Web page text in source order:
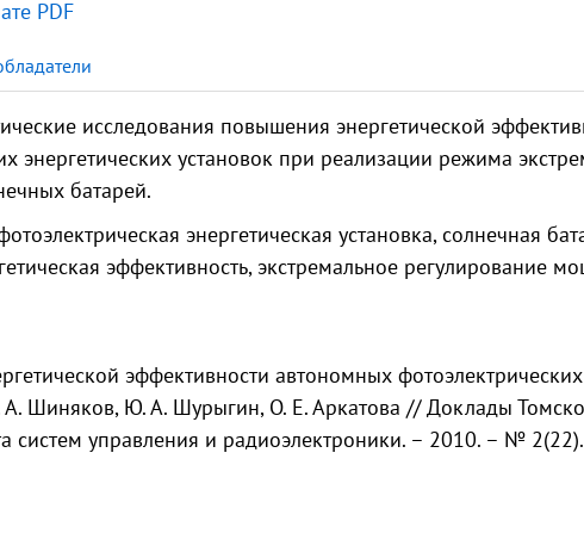
PDF
исследования повышения энергетической
энергетических установок при реализации режима
батарей.
энергетическая установка, солнечная
эффективность, экстремальное регулирование
эффективности автономных фотоэлектрических
А. Шиняков, Ю. А. Шурыгин, О. Е. Аркатова // Доклады
систем управления и радиоэлектроники. – 2010. – №